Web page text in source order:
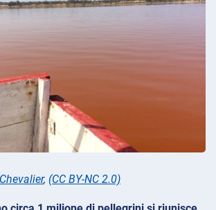
, (CC BY-NC 2.0)